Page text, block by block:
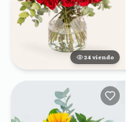
24 viendo